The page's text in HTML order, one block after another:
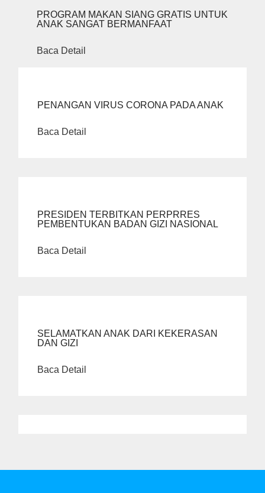
PROGRAM MAKAN SIANG GRATIS UNTUK
ANAK SANGAT BERMANFAAT
Baca Detail
PENANGAN VIRUS CORONA PADA ANAK
Baca Detail
PRESIDEN TERBITKAN PERPRRES
PEMBENTUKAN BADAN GIZI NASIONAL
Baca Detail
SELAMATKAN ANAK DARI KEKERASAN
DAN GIZI
Baca Detail